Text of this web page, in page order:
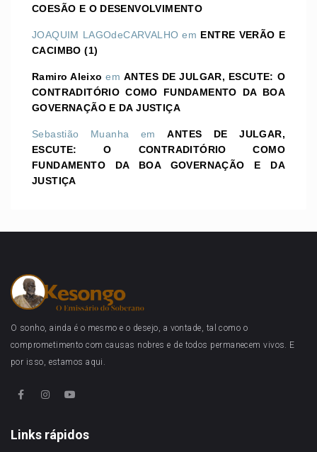
COESÃO E O DESENVOLVIMENTO
JOAQUIM LAGOdeCARVALHO em ENTRE VERÃO E
CACIMBO (1)
Ramiro Aleixo emANTES DE JULGAR, ESCUTE: O
CONTRADITÓRIO COMO FUNDAMENTO DA BOA
GOVERNAÇÃO E DA JUSTIÇA
Sebastião Muanha emANTES DE JULGAR,
ESCUTE: O CONTRADITÓRIO COMO
FUNDAMENTO DA BOA GOVERNAÇÃO E DA
JUSTIÇA
O sonho, ainda é o mesmo e o desejo, a vontade, tal como o
comprometimento com causas nobres e de todos permanecem vivos. E
por isso, estamos aqui.
Links rápidos